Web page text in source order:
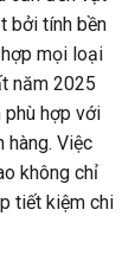
bởi tính bền
mọi loại
năm 2025
hợp với
hàng. Việc
không chỉ
tiết kiệm chi